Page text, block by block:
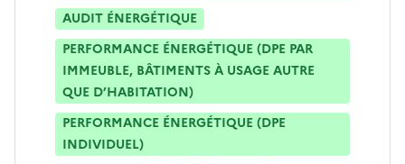
AUDIT ÉNERGÉTIQUE
PERFORMANCE ÉNERGÉTIQUE (DPE PAR
IMMEUBLE, BÂTIMENTS À USAGE AUTRE
QUE D’HABITATION)
PERFORMANCE ÉNERGÉTIQUE (DPE
INDIVIDUEL)